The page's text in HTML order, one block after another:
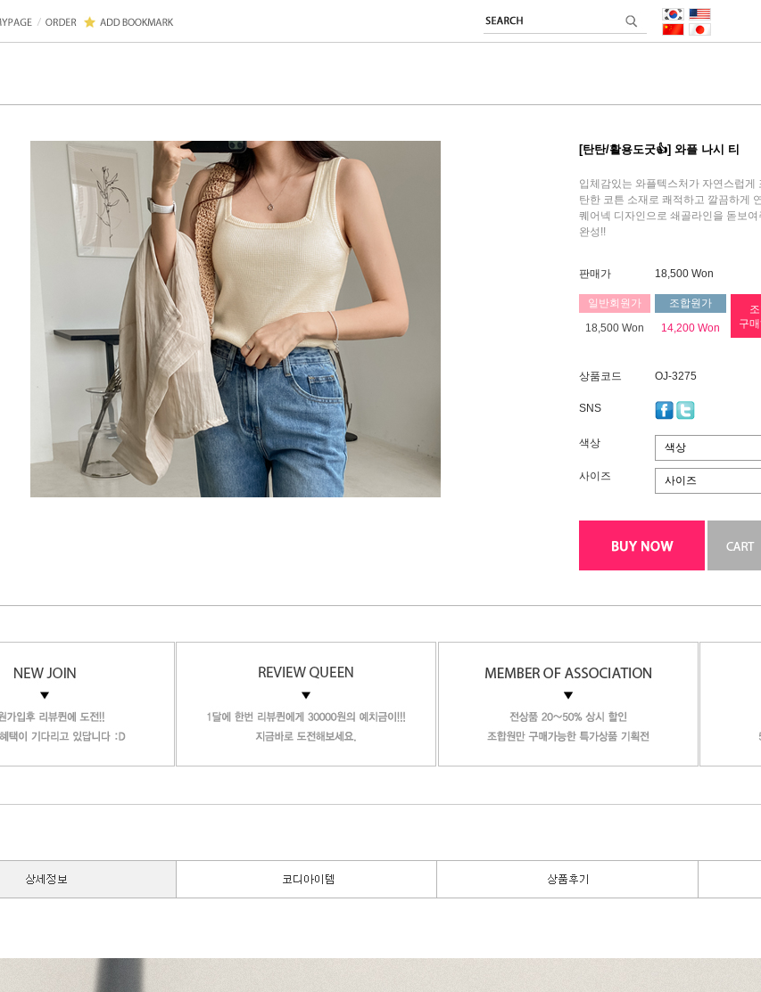
[탄탄/활용도굿👍] 와플 나시 티
입체감있는 와플텍스처가 자연스럽게
탄한 코튼 소재로 쾌적하고 깔끔하게
퀘어넥 디자인으로 쇄골라인을 돋보
완성!!
판매가 18,500 Won
일반회원가
18,500 Won
조합원가
14,200 Won
구
상품코드 OJ-3275
SNS
색상 색상
사이즈 사이즈